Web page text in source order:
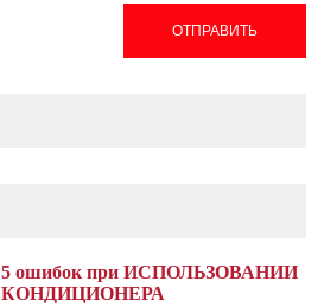
ОТПРАВИТЬ
5 ошибок при ИСПОЛЬЗОВАНИИ
КОНДИЦИОНЕРА